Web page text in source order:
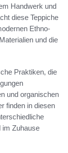
Handwerk und
diese Teppiche
Ethno-
und die
Praktiken, die
und organischen
finden in diesen
im Zuhause